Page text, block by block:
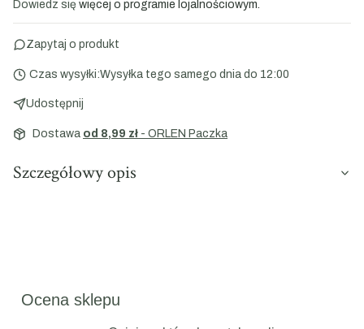
Dowiedz się więcej o programie lojalnościowym.
Zapytaj o produkt
Czas wysyłki:Wysyłka tego samego dnia do 12:00
Udostępnij
Dostawa od 8,99 zł - ORLEN Paczka
Szczegółowy opis
Ocena sklepu